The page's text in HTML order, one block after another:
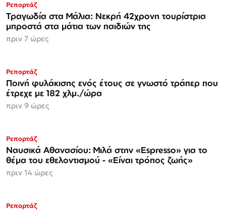
Ρεπορτάζ
Τραγωδία στα Μάλια: Νεκρή 42χρονη τουρίστρια
μπροστά στα μάτια των παιδιών της
πριν 7 ώρες
Ρεπορτάζ
Ποινή φυλάκισης ενός έτους σε γνωστό τράπερ που
έτρεχε με 182 χλμ./ώρα
πριν 9 ώρες
Ρεπορτάζ
Ναυσικά Αθανασίου: Μιλά στην «Espresso» για το
θέμα του εθελοντισμού - «Είναι τρόπος ζωής»
πριν 14 ώρες
Ρεπορτάζ